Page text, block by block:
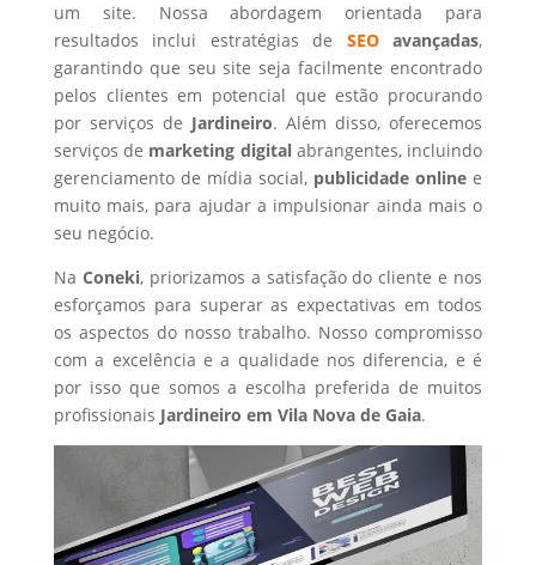
um site. Nossa abordagem orientada para
resultados inclui estratégias de SEOavançadas,
garantindo que seu site seja facilmente encontrado
pelos clientes em potencial que estão procurando
por serviços de Jardineiro. Além disso, oferecemos
serviços de marketing digital abrangentes, incluindo
gerenciamento de mídia social, publicidade online e
muito mais, para ajudar a impulsionar ainda mais o
seu negócio.
Na Coneki, priorizamos a satisfação do cliente e nos
esforçamos para superar as expectativas em todos
os aspectos do nosso trabalho. Nosso compromisso
com a excelência e a qualidade nos diferencia, e é
por isso que somos a escolha preferida de muitos
profissionais Jardineiro em Vila Nova de Gaia.